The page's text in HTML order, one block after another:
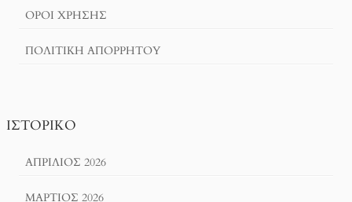
ΌΡΟΙ ΧΡΗΣΗΣ
ΠΟΛΙΤΙΚΉ ΑΠΟΡΡΉΤΟΥ
ΙΣΤΟΡΙΚΌ
ΑΠΡΊΛΙΟΣ 2026
ΜΆΡΤΙΟΣ 2026